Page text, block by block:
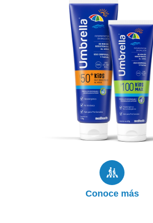
Conoce más
Niños
Tiene una fórmula suave que no
proporciona una fuerte
mantiene durante las actividades
bajo el sol.
Productos